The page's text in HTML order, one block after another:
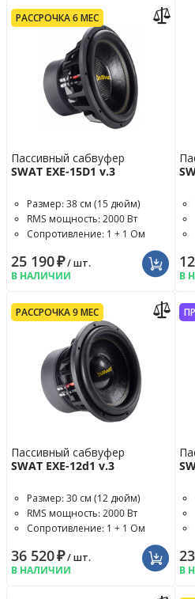
РАССРОЧКА 6 МЕС
Пассивный сабвуфер
SWAT EXE-15D1 v.3
Размер: 38 см (15 дюйм)
RMS мощность: 2000 Вт
Сопротивление: 1 + 1 Ом
25 190₽/ шт.
В НАЛИЧИИ
В
РАССРОЧКА 9 МЕС
Пассивный сабвуфер
SWAT EXE-12d1 v.3
Размер: 30 см (12 дюйм)
RMS мощность: 2000 Вт
Сопротивление: 1 + 1 Ом
36 520₽/ шт.
В НАЛИЧИИ
В